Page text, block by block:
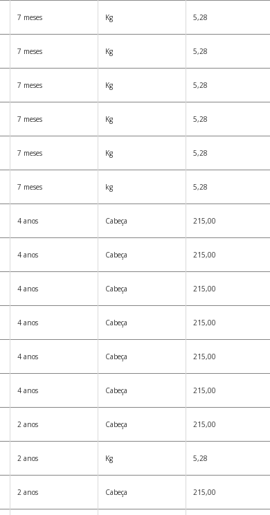
7 meses Kg 5,28
7 meses Kg 5,28
7 meses Kg 5,28
7 meses Kg 5,28
7 meses Kg 5,28
7 meses kg 5,28
4 anos Cabeça 215,00
4 anos Cabeça 215,00
4 anos Cabeça 215,00
4 anos Cabeça 215,00
4 anos Cabeça 215,00
4 anos Cabeça 215,00
2 anos Cabeça 215,00
2 anos Kg 5,28
2 anos Cabeça 215,00